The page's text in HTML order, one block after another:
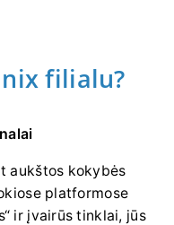
filialu?
aukštos kokybės
platformose
ir įvairūs tinklai, jūs